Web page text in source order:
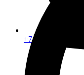
+7 (913) 672-49-54